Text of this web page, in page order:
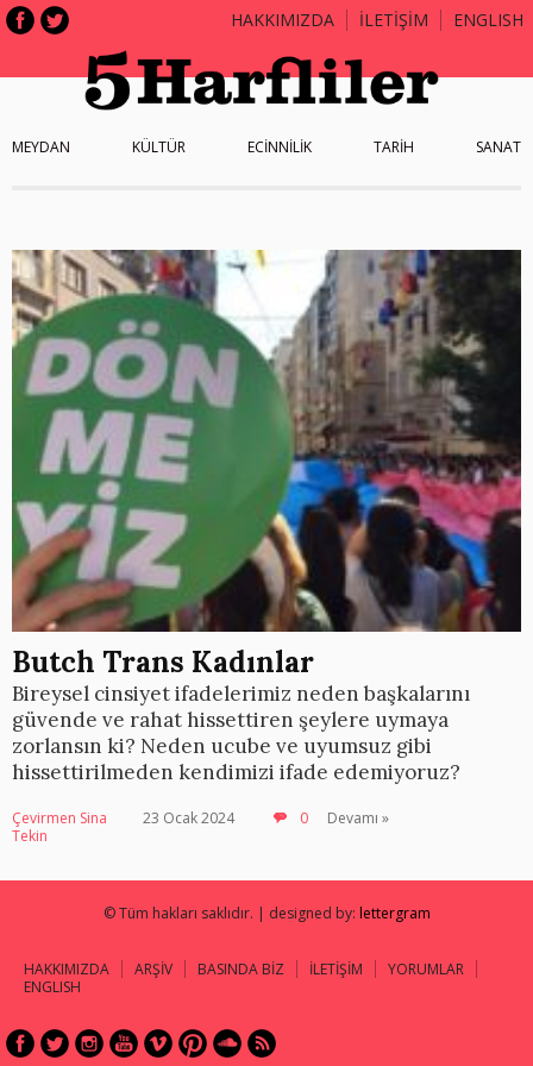
HAKKIMIZDA İLETİŞİM ENGLISH
MEYDAN KÜLTÜR ECİNNİLİK TARİH SANAT
Butch Trans Kadınlar
Bireysel cinsiyet ifadelerimiz neden başkalarını
güvende ve rahat hissettiren şeylere uymaya
zorlansın ki? Neden ucube ve uyumsuz gibi
hissettirilmeden kendimizi ifade edemiyoruz?
Çevirmen Sina
Tekin
23 Ocak 2024 0 Devamı »
© Tüm hakları saklıdır. | designed by: lettergram
HAKKIMIZDA ARŞİV BASINDA BİZ İLETİŞİM
YORUMLAR
ENGLISH